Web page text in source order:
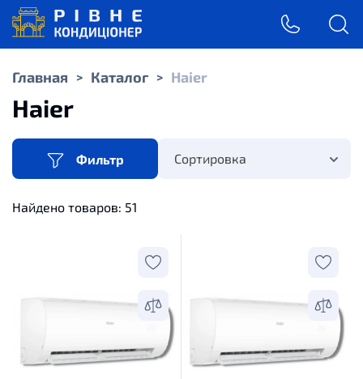
Главная > Каталог > Haier
Haier
Фильтр Сортировка
Найдено товаров: 51